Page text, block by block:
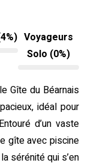
Voyageurs
Solo (0%)
Gîte du Béarnais
idéal pour
d’un vaste
gîte avec piscine
sérénité qui s’en